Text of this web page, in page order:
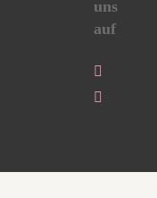
uns
auf